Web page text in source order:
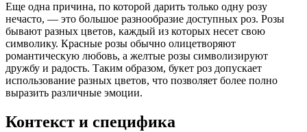
Еще одна причина, по которой дарить только одну розу
нечасто, — это большое разнообразие доступных роз. Розы
бывают разных цветов, каждый из которых несет свою
символику. Красные розы обычно олицетворяют
романтическую любовь, а желтые розы символизируют
дружбу и радость. Таким образом, букет роз допускает
использование разных цветов, что позволяет более полно
выразить различные эмоции.
Контекст и специфика